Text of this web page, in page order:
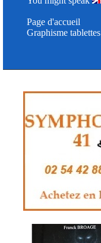
Page d'accueil
Graphisme tablettes